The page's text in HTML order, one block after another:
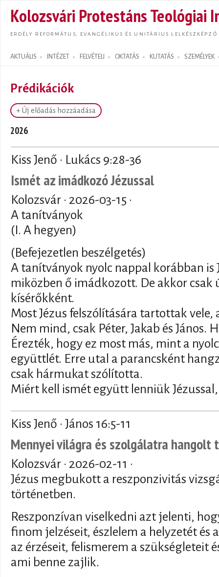
Kolozsvári Protestáns Teológiai
ERDÉLY REFORMÁTUS, EVANGÉLIKUS ÉS UNITÁRIUS LELKÉSZKÉPZŐ
AKTUÁLIS INTÉZET FELVÉTELI OKTATÁS KUTATÁS SZEMÉLYEK
Search form
Prédikációk
+ Új előadás hozzáadása
2026
Kiss Jenő · Lukács 9:28-36
Ismét az imádkozó Jézussal
Kolozsvár · 2026-03-15 ·
A tanítványok
(I. A hegyen)
(Befejezetlen beszélgetés)
A tanítványok nyolc nappal korábban is
miközben ő imádkozott. De akkor csak
kísérőkként.
Most Jézus felszólítására tartottak
Nem mind, csak Péter, Jakab és János.
Érezték, hogy ez most más, mint a
együttlét. Erre utal a parancsként
csak hármukat szólította.
Miért kell ismét együtt lenniük
Kiss Jenő · János 16:5-11
Mennyei világra és szolgálatra hangolt
Kolozsvár · 2026-02-11 ·
Jézus megbukott a reszponzivitás
történetben.
Reszponzívan viselkedni azt jelenti,
finom jelzéseit, észlelem a helyzetét és
az érzéseit, felismerem a szükségleteit
ami benne zajlik.